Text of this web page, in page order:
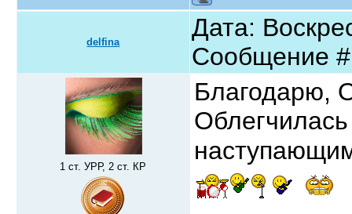
delfina
Дата:
Сообщение
1 ст. УРР, 2 ст. КР
Благодарю,